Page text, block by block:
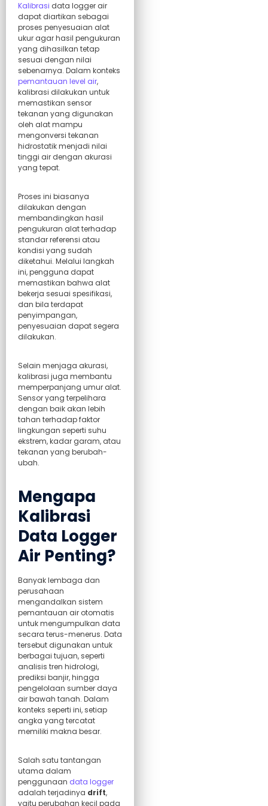
Kalibrasi data logger air
dapat diartikan sebagai
proses penyesuaian alat
ukur agar hasil pengukuran
yang dihasilkan tetap
sesuai dengan nilai
sebenarnya. Dalam konteks
pemantauan level air,
kalibrasi dilakukan untuk
memastikan sensor
tekanan yang digunakan
oleh alat mampu
mengonversi tekanan
hidrostatik menjadi nilai
tinggi air dengan akurasi
yang tepat.
Proses ini biasanya
dilakukan dengan
membandingkan hasil
pengukuran alat terhadap
standar referensi atau
kondisi yang sudah
diketahui. Melalui langkah
ini, pengguna dapat
memastikan bahwa alat
bekerja sesuai spesifikasi,
dan bila terdapat
penyimpangan,
penyesuaian dapat segera
dilakukan.
Selain menjaga akurasi,
kalibrasi juga membantu
memperpanjang umur alat.
Sensor yang terpelihara
dengan baik akan lebih
tahan terhadap faktor
lingkungan seperti suhu
ekstrem, kadar garam, atau
tekanan yang berubah-
ubah.
Mengapa
Kalibrasi
Data Logger
Air Penting?
Banyak lembaga dan
perusahaan
mengandalkan sistem
pemantauan air otomatis
untuk mengumpulkan data
secara terus-menerus. Data
tersebut digunakan untuk
berbagai tujuan, seperti
analisis tren hidrologi,
prediksi banjir, hingga
pengelolaan sumber daya
air bawah tanah. Dalam
konteks seperti ini, setiap
angka yang tercatat
memiliki makna besar.
Salah satu tantangan
utama dalam
penggunaan data logger
adalah terjadinya drift,
yaitu perubahan kecil pada